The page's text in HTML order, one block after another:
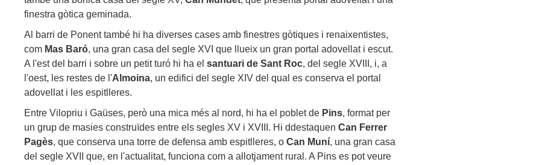
finestra gòtica geminada.
Al barri de Ponent també hi ha diverses cases amb finestres gòtiques i renaixentistes,
com Mas Baró, una gran casa del segle XVI que llueix un gran portal adovellat i escut.
A l'est del barri i sobre un petit turó hi ha el santuari de Sant Roc, del segle XVIII, i, a
l'oest, les restes de l'Almoina, un edifici del segle XIV del qual es conserva el portal
adovellat i les espitlleres.
Entre Vilopriu i Gaüses, però una mica més al nord, hi ha el poblet de Pins, format per
un grup de masies construïdes entre els segles XV i XVIII. Hi ddestaquen Can Ferrer
Pagès, que conserva una torre de defensa amb espitlleres, o Can Muní, una gran casa
del segle XVII que, en l'actualitat, funciona com a allotjament rural. A Pins es pot veure